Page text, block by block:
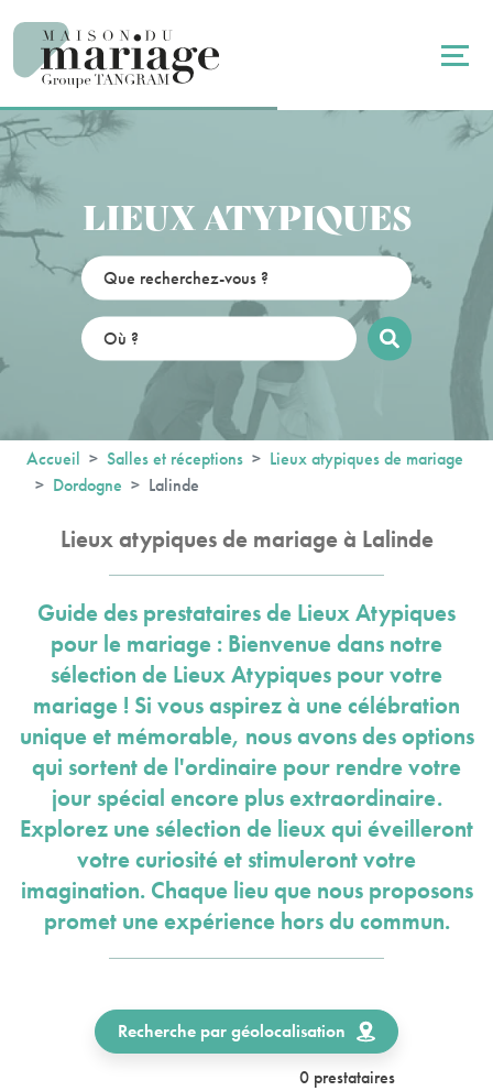
LIEUX ATYPIQUES
Accueil Salles et réceptions
Lieux atypiques de mariage
Dordogne
Lalinde
Lieux atypiques de mariage à Lalinde
Guide des prestataires de Lieux Atypiques
pour le mariage : Bienvenue dans notre
sélection de Lieux Atypiques pour votre
mariage ! Si vous aspirez à une célébration
unique et mémorable, nous avons des options
qui sortent de l'ordinaire pour rendre votre
jour spécial encore plus extraordinaire.
Explorez une sélection de lieux qui éveilleront
votre curiosité et stimuleront votre
imagination. Chaque lieu que nous proposons
promet une expérience hors du commun.
Recherche par géolocalisation
0 prestataires